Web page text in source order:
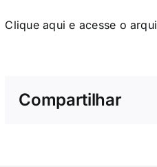
Clique aqui e acesse o
Compartilhar